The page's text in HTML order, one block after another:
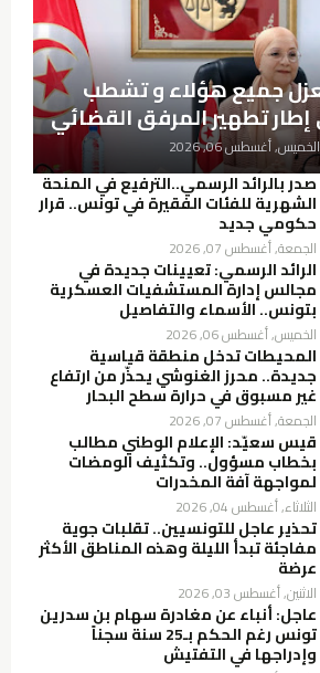
جميع هؤلاء و تشطب
إطار تطهير المرفق القضائي
الخميس, أغسطس 06, 2026
صدر بالرائد الرسمي..الترفيع في المنحة
الشهرية للفئات الفقيرة في تونس.. قرار
حكومي جديد
الجمعة, أغسطس 07, 2026
الرائد الرسمي: تعيينات جديدة في
مجالس إدارة المستشفيات العسكرية
بتونس.. الأسماء والتفاصيل
الخميس, أغسطس 06, 2026
المحيطات تدخل منطقة قياسية
جديدة.. محرز الغنوشي يحذّر من ارتفاع
غير مسبوق في حرارة سطح البحار
الجمعة, أغسطس 07, 2026
قيس سعيّد: الإعلام الوطني مطالب
بخطاب مسؤول.. وتكثيف الومضات
لمواجهة آفة المخدرات
الثلاثاء, أغسطس 04, 2026
تحذير عاجل للتونسيين.. تقلبات جوية
مفاجئة تبدأ الليلة وهذه المناطق الأكثر
عرضة
الاثنين, أغسطس 03, 2026
عاجل: أنباء عن مغادرة سهام بن سدرين
تونس رغم الحكم بـ25 سنة سجناً
وإدراجها في التفتيش